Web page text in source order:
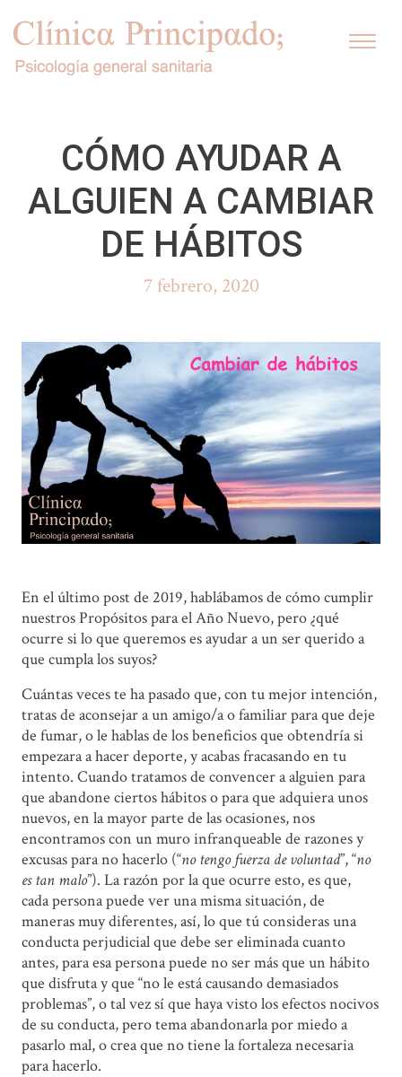
contenido
CÓMO AYUDAR A
ALGUIEN A CAMBIAR
DE HÁBITOS
7 febrero, 2020
En el último post de 2019, hablábamos de cómo cumplir
nuestros Propósitos para el Año Nuevo, pero ¿qué
ocurre si lo que queremos es ayudar a un ser querido a
que cumpla los suyos?
Cuántas veces te ha pasado que, con tu mejor intención,
tratas de aconsejar a un amigo/a o familiar para que deje
de fumar, o le hablas de los beneficios que obtendría si
empezara a hacer deporte, y acabas fracasando en tu
intento. Cuando tratamos de convencer a alguien para
que abandone ciertos hábitos o para que adquiera unos
nuevos, en la mayor parte de las ocasiones, nos
encontramos con un muro infranqueable de razones y
excusas para no hacerlo (“no tengo fuerza de voluntad”, “no
es tan malo”). La razón por la que ocurre esto, es que,
cada persona puede ver una misma situación, de
maneras muy diferentes, así, lo que tú consideras una
conducta perjudicial que debe ser eliminada cuanto
antes, para esa persona puede no ser más que un hábito
que disfruta y que “no le está causando demasiados
problemas”, o tal vez sí que haya visto los efectos nocivos
de su conducta, pero tema abandonarla por miedo a
pasarlo mal, o crea que no tiene la fortaleza necesaria
para hacerlo.